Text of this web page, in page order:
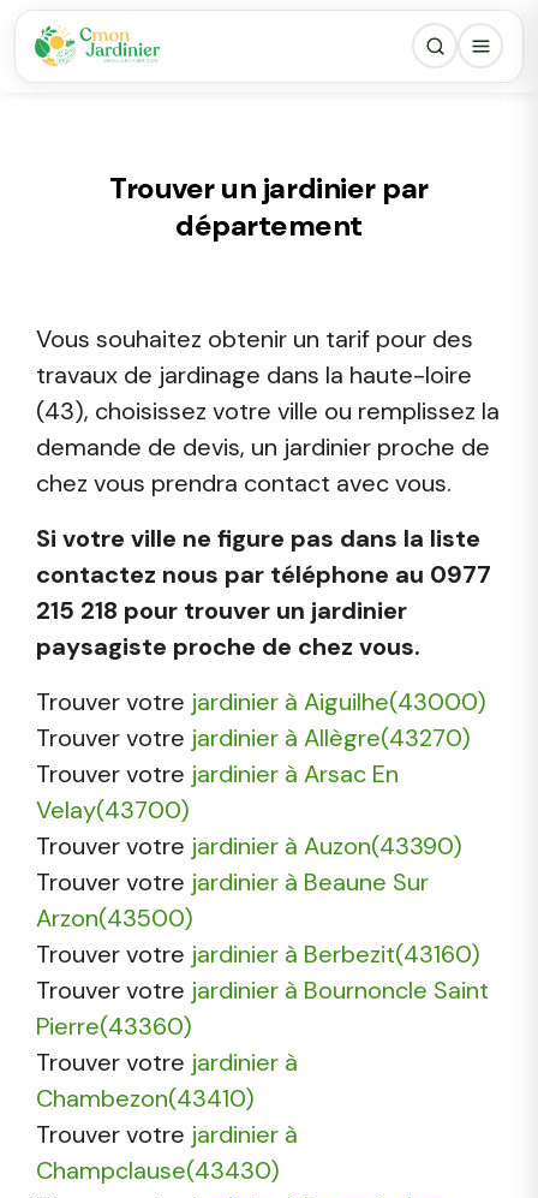
Trouver un jardinier par
département
Vous souhaitez obtenir un tarif pour des
travaux de jardinage dans la haute-loire
(43), choisissez votre ville ou remplissez la
demande de devis, un jardinier proche de
chez vous prendra contact avec vous.
Si votre ville ne figure pas dans la liste
contactez nous par téléphone au 0977
215 218 pour trouver un jardinier
paysagiste proche de chez vous.
Trouver votre jardinier à Aiguilhe(43000)
Trouver votre jardinier à Allègre(43270)
Trouver votre jardinier à Arsac En
Velay(43700)
Trouver votre jardinier à Auzon(43390)
Trouver votre jardinier à Beaune Sur
Arzon(43500)
Trouver votre jardinier à Berbezit(43160)
Trouver votre jardinier à Bournoncle Saint
Pierre(43360)
Trouver votre jardinier à
Chambezon(43410)
Trouver votre jardinier à
Champclause(43430)